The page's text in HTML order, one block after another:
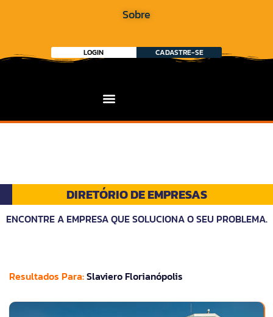
Sobre
LOGIN CADASTRE-SE
DIRETÓRIO DE EMPRESAS
ENCONTRE A EMPRESA QUE SOLUCIONA O SEU PROBLEMA.
Resultados Para:Slaviero Florianópolis